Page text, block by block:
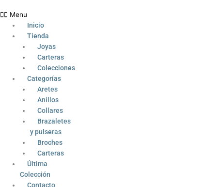
Menu
Inicio
Tienda
Joyas
Carteras
Colecciones
Categorías
Aretes
Anillos
Collares
Brazaletes
y pulseras
Broches
Carteras
Última
Colección
Contacto